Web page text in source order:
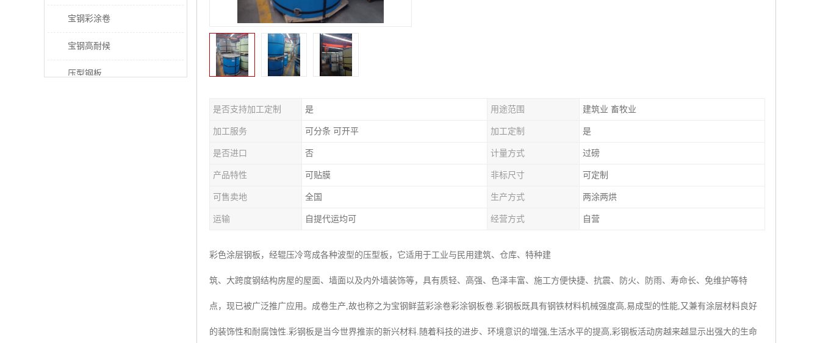
宝钢彩涂卷
宝钢高耐候
压型钢板
是否支持加工定制 是 用途范围 建筑业 畜牧业
加工服务 可分条 可开平 加工定制 是
是否进口 否 计量方式 过磅
产品特性 可贴膜 非标尺寸 可定制
可售卖地 全国 生产方式 两涂两烘
运输 自提代运均可 经营方式 自营
彩色涂层钢板，经辊压冷弯成各种波型的压型板，它适用于工业与民用建筑、仓库、特种建
筑、大跨度钢结构房屋的屋面、墙面以及内外墙装饰等，具有质轻、高强、色泽丰富、施工方便快捷、抗震、防火、防雨、寿命长、免维护等特
点，现已被广泛推广应用。成卷生产,故也称之为宝钢鲜蓝彩涂卷彩涂钢板卷.彩钢板既具有钢铁材料机械强度高,易成型的性能,又兼有涂层材料良好
的装饰性和耐腐蚀性.彩钢板是当今世界推崇的新兴材料.随着科技的进步、环境意识的增强,生活水平的提高,彩钢板活动房越来越显示出强大的生命